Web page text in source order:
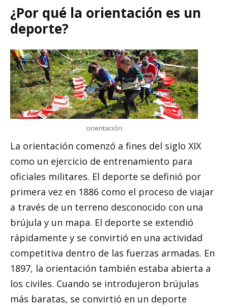
¿Por qué la orientación es un
deporte?
orientación
La orientación comenzó a fines del siglo XIX
como un ejercicio de entrenamiento para
oficiales militares. El deporte se definió por
primera vez en 1886 como el proceso de viajar
a través de un terreno desconocido con una
brújula y un mapa. El deporte se extendió
rápidamente y se convirtió en una actividad
competitiva dentro de las fuerzas armadas. En
1897, la orientación también estaba abierta a
los civiles. Cuando se introdujeron brújulas
más baratas, se convirtió en un deporte